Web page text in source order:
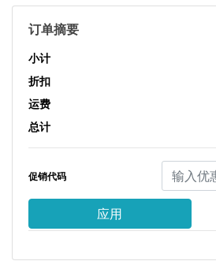
订单摘要
小计
折扣
运费
总计
促销代码
应用